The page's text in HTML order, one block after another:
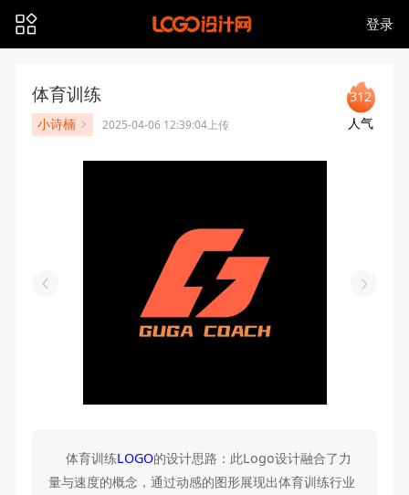
登录
体育训练
小诗楠 2025-04-06 12:39:04上传
312
人气
体育训练LOGO的设计思路：此Logo设计融合了力
量与速度的概念，通过动感的图形展现出体育训练行业